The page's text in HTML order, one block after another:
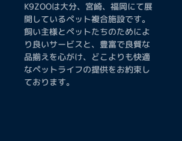
K9ZOOは大分、宮崎、福岡にて展
開しているペット複合施設です。
飼い主様とペットたちのためによ
り良いサービスと、豊富で良質な
品揃えを心がけ、どこよりも快適
なペットライフの提供をお約束し
ております。